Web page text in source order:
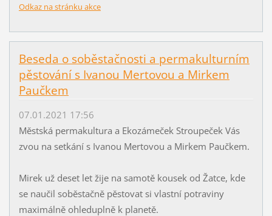
Odkaz na stránku akce
Beseda o soběstačnosti a permakulturním
pěstování s Ivanou Mertovou a Mirkem
Paučkem
07.01.2021 17:56
Městská permakultura a Ekozámeček Stroupeček Vás
zvou na setkání s Ivanou Mertovou a Mirkem Paučkem.
Mirek už deset let žije na samotě kousek od Žatce, kde
se naučil soběstačně pěstovat si vlastní potraviny
maximálně ohleduplně k planetě.